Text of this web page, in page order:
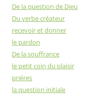
De la question de Dieu
Du verbe créateur
recevoir et donner
le pardon
De la souffrance
le petit coin du plaisir
priéres
la question initiale